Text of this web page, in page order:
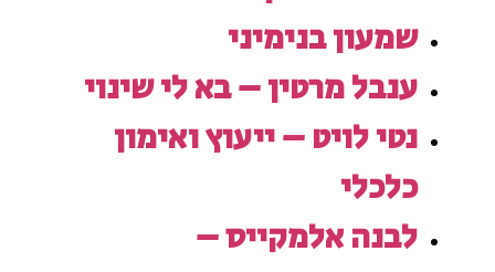
שמעון בנימיני
ענבל מרטין – בא לי שינוי
נטי לויט – ייעוץ ואימון
כלכלי
לבנה אלמקייס –